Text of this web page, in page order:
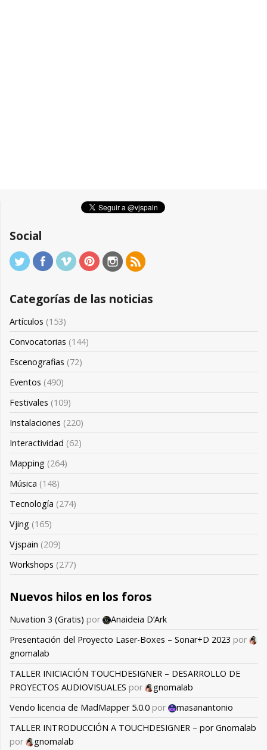
Social
Categorías de las noticias
Artículos (153)
Convocatorias (144)
Escenografias (72)
Eventos (490)
Festivales (109)
Instalaciones (220)
Interactividad (62)
Mapping (264)
Música (148)
Tecnología (274)
Vjing (165)
Vjspain (209)
Workshops (277)
Nuevos hilos en los foros
Nuvation 3 (Gratis) por
Anaideia D’Ark
Presentación del Proyecto Laser-Boxes – Sonar+D 2023 por
gnomalab
TALLER INICIACIÓN TOUCHDESIGNER – DESARROLLO DE
PROYECTOS AUDIOVISUALES por
gnomalab
Vendo licencia de MadMapper 5.0.0 por
masanantonio
TALLER INTRODUCCIÓN A TOUCHDESIGNER – por Gnomalab
por
gnomalab